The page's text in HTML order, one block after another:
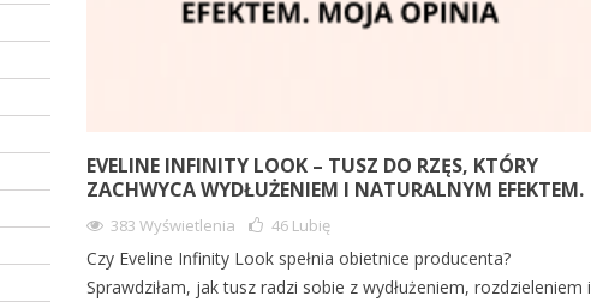
EVELINE INFINITY LOOK – TUSZ DO RZĘS, KTÓRY
ZACHWYCA WYDŁUŻENIEM I NATURALNYM EFEKTEM.
383 Wyświetlenia 46 Lubię
Czy Eveline Infinity Look spełnia obietnice producenta?
Sprawdziłam, jak tusz radzi sobie z wydłużeniem, rozdzieleniem i